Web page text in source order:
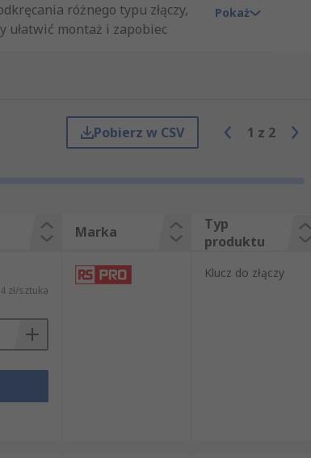
różnego typu złączy,
ułatwić montaż i zapobiec
złącza, co pozwala na
Pokaż
Pobierz w CSV 1 z 2
Marka
Typ
produktu
zł/sztuka
Klucz do złączy